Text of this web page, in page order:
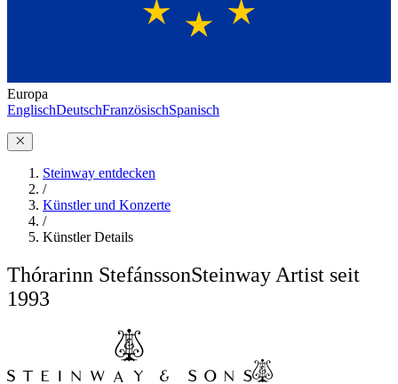
Europa
EnglischDeutschFranzösischSpanisch
Steinway entdecken
/
Künstler und Konzerte
/
Künstler Details
Thórarinn StefánssonSteinway Artist seit
1993